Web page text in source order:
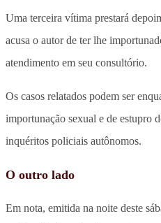
Uma terceira vítima prestará
acusa o autor de ter lhe
atendimento em seu consultório.
Os casos relatados podem ser
importunação sexual e de estupro
inquéritos policiais autônomos.
O outro lado
Em nota, emitida na noite deste